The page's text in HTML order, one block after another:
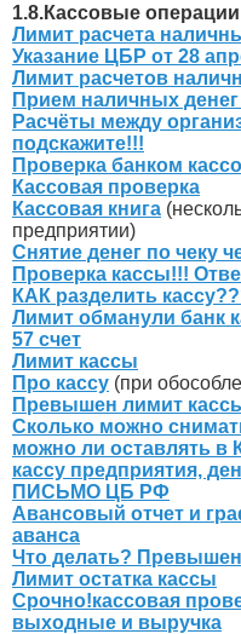
1.8.Кассовые операции
Лимит расчета
Указание ЦБР от 28
Лимит расчетов
Прием наличных
Расчёты между
подскажите!!!
Проверка банком
Кассовая проверка
Кассовая книга
предприятии)
Снятие денег по чеку
Проверка кассы!!!
КАК разделить
Лимит обманули банк
57 счет
Лимит кассы
Про кассу (при
Превышен лимит
Сколько можно
можно ли оставлять в
кассу предприятия,
ПИСЬМО ЦБ РФ
Авансовый отчет и
аванса
Что делать?
Лимит остатка кассы
Срочно!кассовая
выходные и выручка